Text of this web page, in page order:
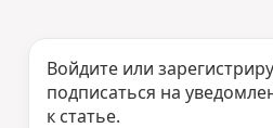
Войдите или
подписаться на
к статье.